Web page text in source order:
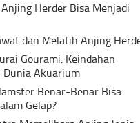
Herder Bisa Menjadi
dan Melatih Anjing
Gourami: Keindahan
Dunia Akuarium
Benar-Benar Bisa
Gelap?